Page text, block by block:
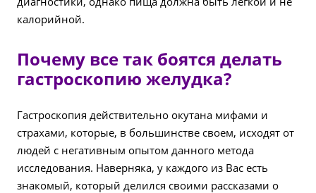
калорийной.
Почему все так боятся делать
гастроскопию желудка?
Гастроскопия действительно окутана мифами и
страхами, которые, в большинстве своем, исходят от
людей с негативным опытом данного метода
исследования. Наверняка, у каждого из Вас есть
знакомый, который делился своими рассказами о